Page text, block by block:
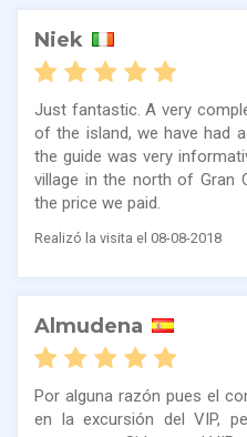
Niek
Just fantastic. A very
of the island, we have had
the guide was very
village in the north of Gran
the price we paid.
Realizó la visita el 08-08-2018
Almudena
Por alguna razón pues el
en la excursión del VIP,